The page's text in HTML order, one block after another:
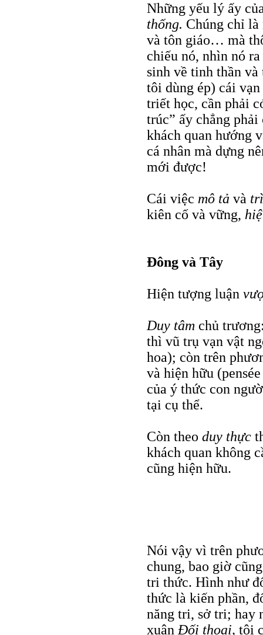
Những yếu lý ấy
thống. Chúng chỉ là
và tôn giáo… mà
chiếu nó, nhìn nó
sinh về tinh thần
tôi dùng ép) cái
triết học, cần phải
trúc” ấy chẳng
khách quan hướng
cá nhân mà dựng
mới được!
Cái việc mô tả và
kiên cố và vững,
Đông và Tây
Hiện tượng luận
Duy tâm chủ
thì vũ trụ vạn vật
hoa); còn trên
và hiện hữu
của ý thức con
tại cụ thể.
Còn theo duy thực
khách quan không
cũng hiện hữu.
Nói vậy vì trên
chung, bao giờ
tri thức. Hình như
thức là kiến phần,
năng tri, sở tri; hay
xuân Đối thoại, tôi